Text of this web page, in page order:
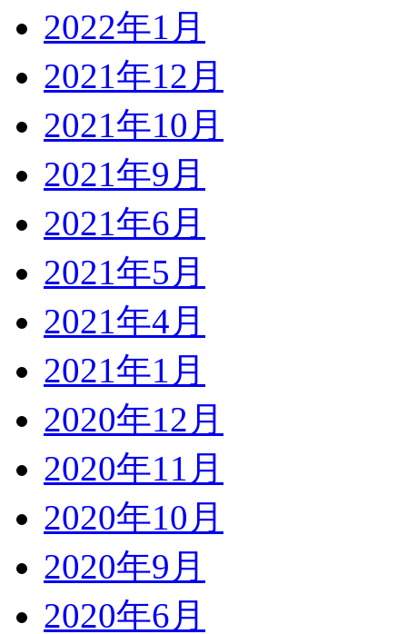
2022年1月
2021年12月
2021年10月
2021年9月
2021年6月
2021年5月
2021年4月
2021年1月
2020年12月
2020年11月
2020年10月
2020年9月
2020年6月